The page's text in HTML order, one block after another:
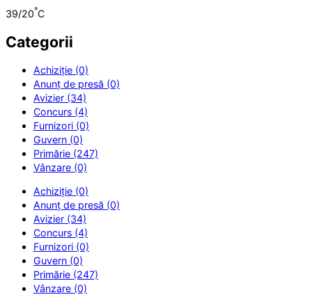
39/20°C
Categorii
Achiziție (0)
Anunț de presă (0)
Avizier (34)
Concurs (4)
Furnizori (0)
Guvern (0)
Primărie (247)
Vânzare (0)
Achiziție (0)
Anunț de presă (0)
Avizier (34)
Concurs (4)
Furnizori (0)
Guvern (0)
Primărie (247)
Vânzare (0)